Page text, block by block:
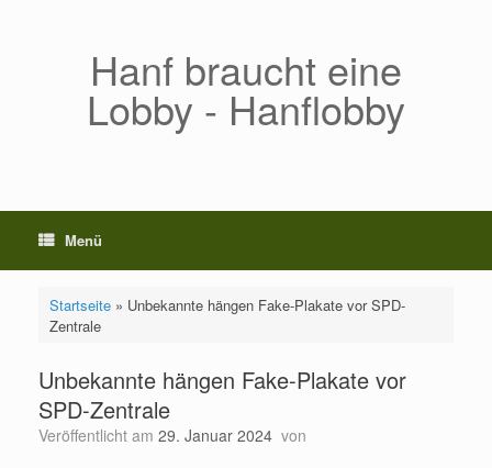
Hanf braucht eine
Lobby - Hanflobby
Menü
Startseite» Unbekannte hängen Fake-Plakate vor SPD-
Zentrale
Unbekannte hängen Fake-Plakate vor
SPD-Zentrale
Veröffentlicht am 29. Januar 2024 von